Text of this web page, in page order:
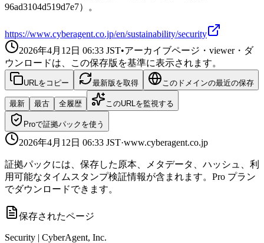
96ad3104d519d7e7）。
https://www.cyberagent.co.jp/en/sustainability/security
2026年4月12日 06:33 JST•アーカイブページ・viewer・ダ
ウンロードは、この保存版を基準に表示されます。
URLをコピー 最新版を取得 このドメインの最近の保存
最新 最古 全履歴 このURLを監視する
Proで証拠パックを使う
2026年4月12日 06:33 JST·www.cyberagent.co.jp
証拠パックには、保存した原本、メタデータ、ハッシュ、利
用可能なタイムスタンプ検証情報が含まれます。Pro プラン
でダウンロードできます。
保存されたページ
Security | CyberAgent, Inc.